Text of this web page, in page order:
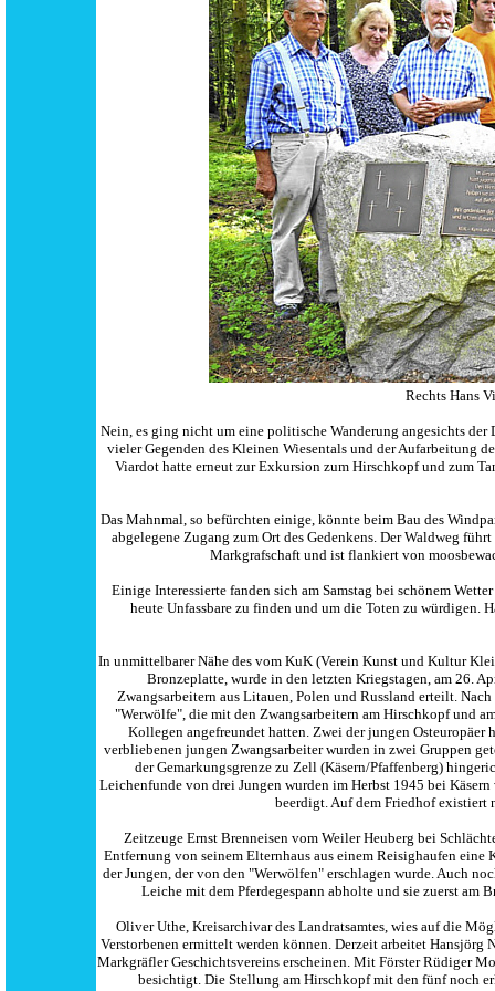
Rechts Hans
Nein, es ging nicht um eine politische Wanderung angesichts
vieler Gegenden des Kleinen Wiesentals und der Aufarbeitung
Viardot hatte erneut zur Exkursion zum Hirschkopf und zum
Das Mahnmal, so befürchten einige, könnte beim Bau des
abgelegene Zugang zum Ort des Gedenkens. Der Waldweg
Markgrafschaft und ist flankiert von
Einige Interessierte fanden sich am Samstag bei schönem
heute Unfassbare zu finden und um die Toten zu würdigen.
In unmittelbarer Nähe des vom KuK (Verein Kunst und Kultur
Bronzeplatte, wurde in den letzten Kriegstagen, am 26.
Zwangsarbeitern aus Litauen, Polen und Russland erteilt.
"Werwölfe", die mit den Zwangsarbeitern am Hirschkopf und
Kollegen angefreundet hatten. Zwei der jungen
verbliebenen jungen Zwangsarbeiter wurden in zwei Gruppen
der Gemarkungsgrenze zu Zell (Käsern/Pfaffenberg)
Leichenfunde von drei Jungen wurden im Herbst 1945 bei
beerdigt. Auf dem Friedhof existiert
Zeitzeuge Ernst Brenneisen vom Weiler Heuberg bei
Entfernung von seinem Elternhaus aus einem Reisighaufen
der Jungen, der von den "Werwölfen" erschlagen wurde. Auch
Leiche mit dem Pferdegespann abholte und sie zuerst am
Oliver Uthe, Kreisarchivar des Landratsamtes, wies auf die
Verstorbenen ermittelt werden können. Derzeit arbeitet Hansjörg
Markgräfler Geschichtsvereins erscheinen. Mit Förster Rüdiger
besichtigt. Die Stellung am Hirschkopf mit den fünf noch